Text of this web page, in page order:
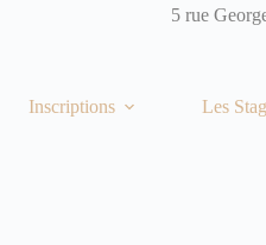
5 rue
Inscriptions Les